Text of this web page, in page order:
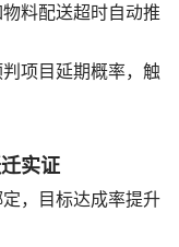
料配送超时自动推
项目延期概率，触
实证
，目标达成率提升